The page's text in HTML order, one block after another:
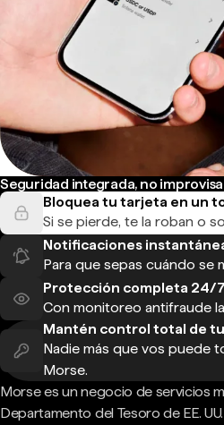
Seguridad integrada, no
Bloquea tu tarjeta en un
Si se pierde, te la roban o
Notificaciones
Para que sepas cuándo se
Protección completa 24/7
Con monitoreo antifraude
Mantén control total de
Nadie más que vos puede
Morse.
Morse es un negocio de servicios
Departamento del Tesoro de EE.